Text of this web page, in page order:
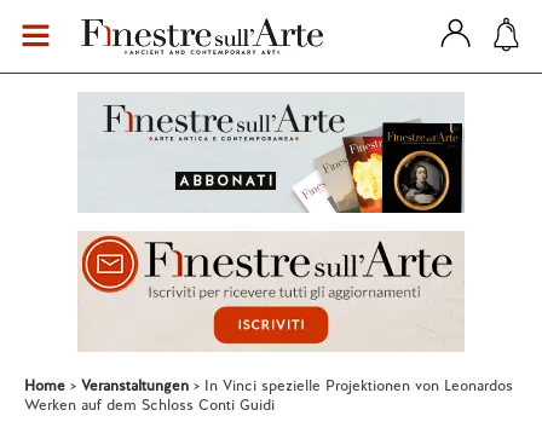
Home Veranstaltungen
In Vinci spezielle Projektionen von Leonardos
Werken auf dem Schloss Conti Guidi